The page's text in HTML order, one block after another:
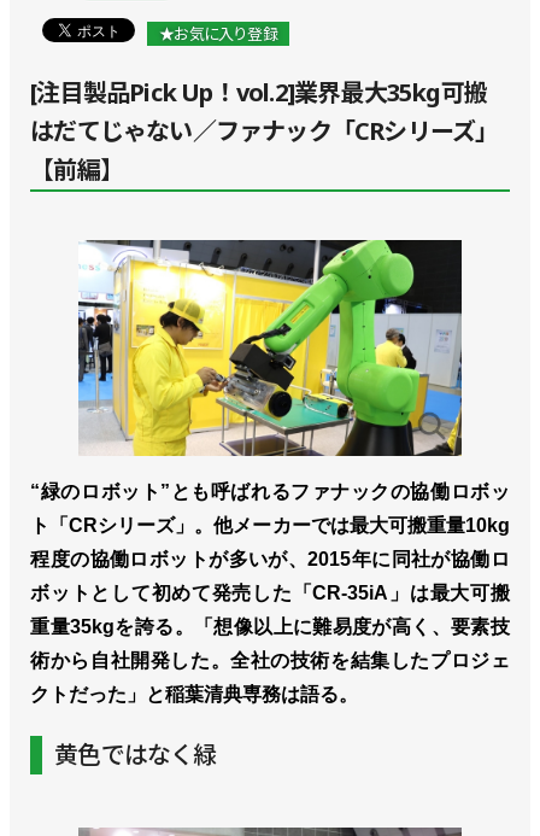
★お気に入り登録
[注目製品Pick Up！vol.2]業界最大35kg可搬
はだてじゃない／ファナック「CRシリーズ」
【前編】
“緑のロボット”とも呼ばれるファナックの協働ロボッ
ト「CRシリーズ」。他メーカーでは最大可搬重量10kg
程度の協働ロボットが多いが、2015年に同社が協働ロ
ボットとして初めて発売した「CR-35iA」は最大可搬
重量35kgを誇る。「想像以上に難易度が高く、要素技
術から自社開発した。全社の技術を結集したプロジェ
クトだった」と稲葉清典専務は語る。
黄色ではなく緑